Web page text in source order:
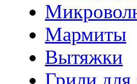
Мармиты
Вытяжки